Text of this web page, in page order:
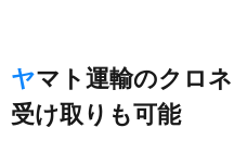
ヤマト運輸のクロネコメンバーズ会員は
受け取りも可能